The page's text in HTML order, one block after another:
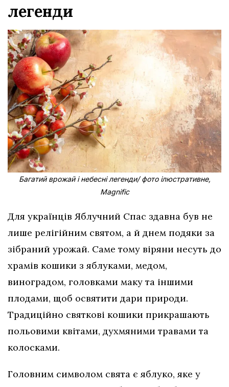
легенди
Багатий врожай і небесні легенди/ фото ілюстративне,
Magnific
Для українців Яблучний Спас здавна був не
лише релігійним святом, а й днем подяки за
зібраний урожай. Саме тому віряни несуть до
храмів кошики з яблуками, медом,
виноградом, головками маку та іншими
плодами, щоб освятити дари природи.
Традиційно святкові кошики прикрашають
польовими квітами, духмяними травами та
колосками.
Головним символом свята є яблуко, яке у